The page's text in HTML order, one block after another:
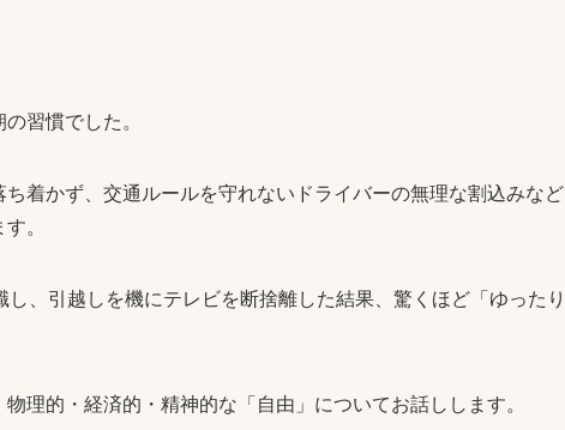
習慣でした。
着かず、交通ルールを守れないドライバーの無理な割込みなど
。
、引越しを機にテレビを断捨離した結果、驚くほど「ゆったり
理的・経済的・精神的な「自由」についてお話しします。